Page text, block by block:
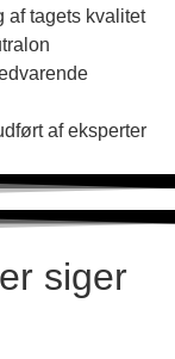
af tagets kvalitet
af eksperter
siger